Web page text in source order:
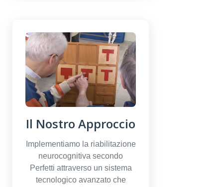
Il Nostro Approccio
Implementiamo la riabilitazione
neurocognitiva secondo
Perfetti attraverso un sistema
tecnologico avanzato che